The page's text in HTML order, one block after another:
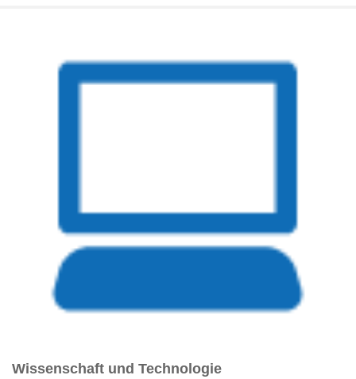
Wissenschaft und Technologie